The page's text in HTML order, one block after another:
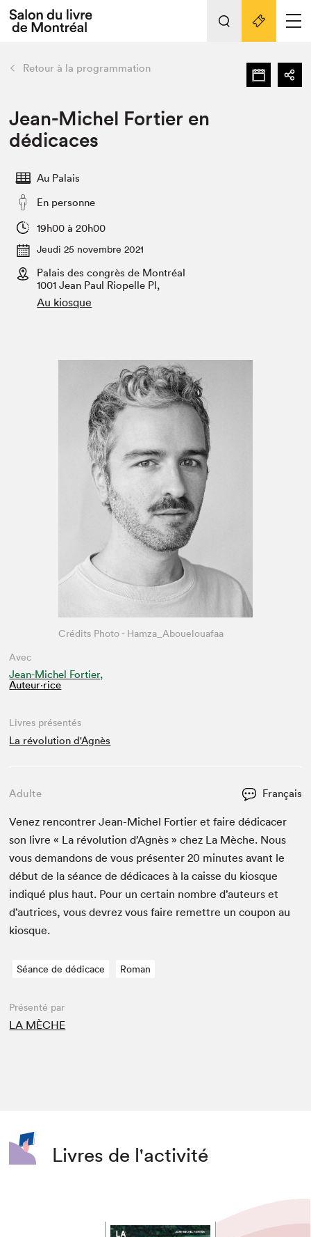
Espace médias
Espace exposant⋅e⋅s
Tout sur l'édition 2022
Actualités
Club de lecture Braindate
retour Nos activités
Édition 2022
Planifier sa visite
Nous connaître
Projets partenaires 2022
Archives
Liens pratiques
Retour à la programmation
Jean-Michel Fortier en
dédicaces
Au Palais
En personne
19h00 à 20h00
Jeudi 25 novembre 2021
Palais des congrès de Montréal
1001 Jean Paul Riopelle Pl,
Au kiosque
Avec
Jean-Michel Fortier,
Auteur·rice
Crédits Photo - Hamza_Abouelouafaa
Livres présentés
La révolution d'Agnès
Adulte Français
Venez ren­con­tr­er Jean-Michel Forti­er et faire dédi­cac­er
son livre « La révo­lu­tion d’Ag­nès » chez La Mèche. Nous
vous deman­dons de vous présen­ter20 min­utes avant le
début de la séance de dédi­caces à la caisse du kiosque
indiqué plus haut. Pour un cer­tain nom­bre d’auteurs et
d’autrices, vous devrez vous faire remet­tre un coupon au
kiosque.
Séance de dédicace Roman
Présenté par
LA MÈCHE
Livres de l'activité